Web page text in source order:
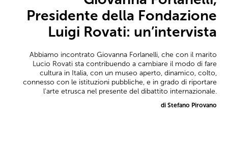
Presidente della Fondazione
Luigi Rovati: un’intervista
Abbiamo incontrato Giovanna Forlanelli, che con il marito
Lucio Rovati sta contribuendo a cambiare il modo di fare
cultura in Italia, con un museo aperto, dinamico, colto,
connesso con le istituzioni pubbliche, e in grado di riportare
l'arte etrusca nel presente del dibattito internazionale.
di Stefano Pirovano